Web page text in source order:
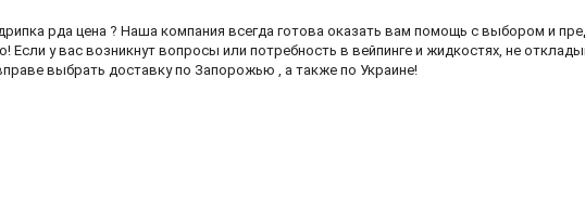
рда цена ? Наша компания всегда готова оказать вам помощь с выбором и
Если у вас возникнут вопросы или потребность в вейпинге и жидкостях, не
выбрать доставку по Запорожью , а также по Украине!